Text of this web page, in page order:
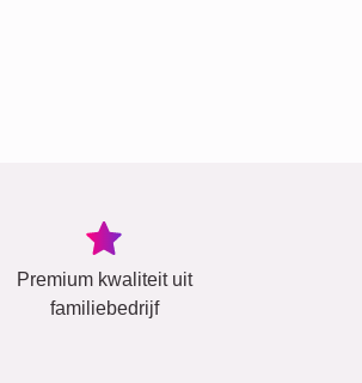
Premium kwaliteit uit
familiebedrijf